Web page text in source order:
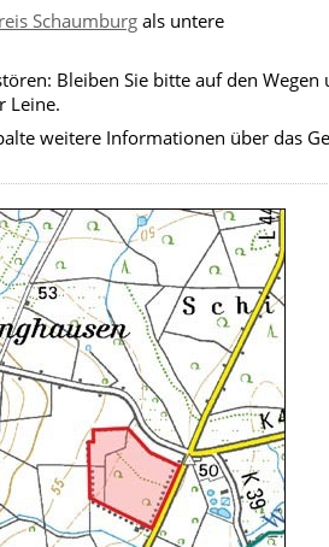
Schaumburg als untere
Bleiben Sie bitte auf den Wegen
Leine.
weitere Informationen über das